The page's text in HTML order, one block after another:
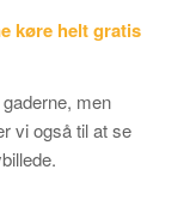
køre helt gratis
men
vi også til at se